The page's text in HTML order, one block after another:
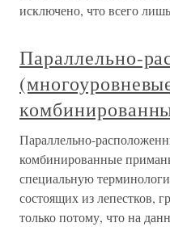
исключено, что всего лишь
Параллельно-
Параллельно-
комбинированные
специальную
состоящих из лепестков,
только потому, что на